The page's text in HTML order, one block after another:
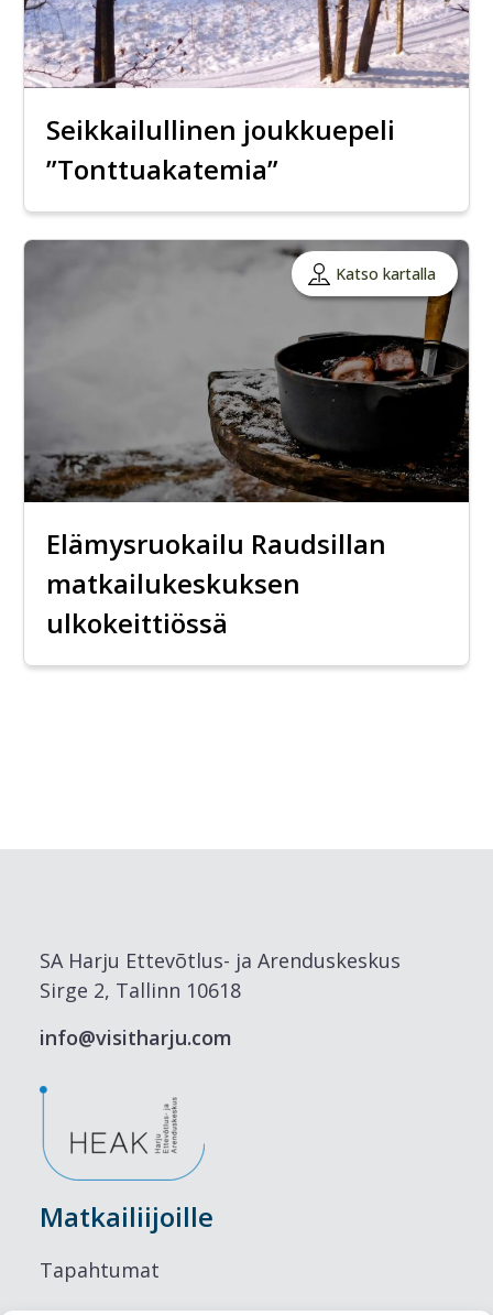
Seikkailullinen joukkuepeli
”Tonttuakatemia”
Katso kartalla
Elämysruokailu Raudsillan
matkailukeskuksen
ulkokeittiössä
SA Harju Ettevõtlus- ja Arenduskeskus
Sirge 2, Tallinn 10618
info@visitharju.com
Matkailiijoille
Tapahtumat